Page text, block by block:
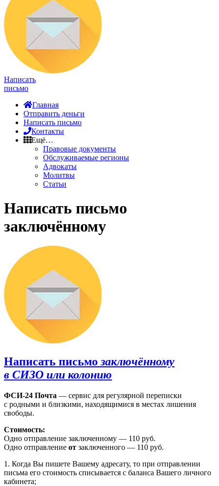
Написать
письмо
Главная
Отправить деньги
Написать письмо
Контакты
Ещё…
Правовые документы
Обслуживаемые регионы
Адвокаты
Молитвы
Статьи
Написать письмо
заключённому
Написать письмо заключённому
в СИЗО или колонию
ФСИ-24 Почта — сервис для регулярной переписки
с родными и близкими, находящимися в местах лишения
свободы.
Стоимость:
Одно отправление заключенному — 110 руб.
Одно отправление от заключенного — 110 руб.
1. Когда Вы пишете Вашему адресату, то при отправлении
письма его стоимость списывается с баланса Вашего личного
кабинета;